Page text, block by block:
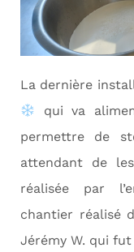
La dernière
qui va
permettre de
attendant de
réalisée par
chantier réalisé
Jérémy W. qui